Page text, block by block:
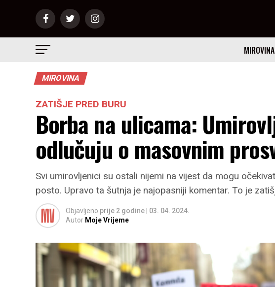
MIROVINA
MIROVINA
ZATIŠJE PRED BURU
Borba na ulicama:
odlučuju o masovnim
Svi umirovljenici su ostali nijemi na vijest da mogu
posto. Upravo ta šutnja je najopasniji komentar. To je
Objavljeno prije 2 godine
03. 04. 2024.
Autor Moje Vrijeme